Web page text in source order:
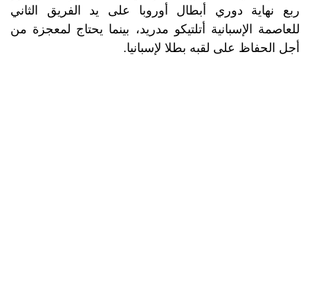
ربع نهاية دوري أبطال أوروبا على يد الفريق الثاني
للعاصمة الإسبانية أتلتيكو مدريد، بينما يحتاج لمعجزة من
أجل الحفاظ على لقبه بطلا لإسبانيا.